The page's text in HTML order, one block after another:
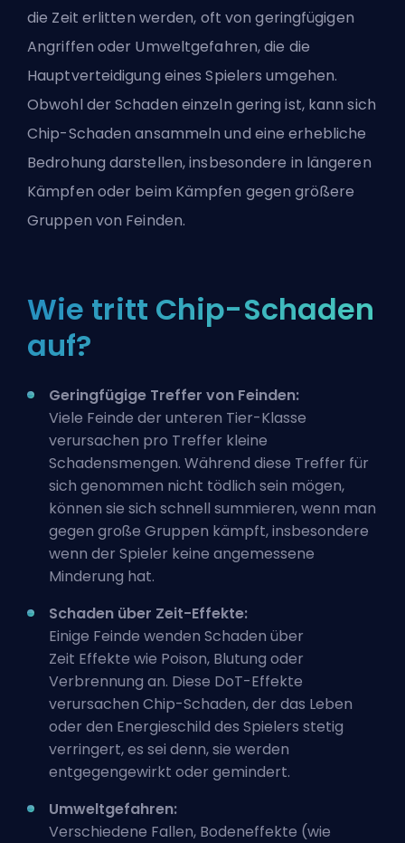
die Zeit erlitten werden, oft von geringfügigen
Angriffen oder Umweltgefahren, die die
Hauptverteidigung eines Spielers umgehen.
Obwohl der Schaden einzeln gering ist, kann sich
Chip-Schaden ansammeln und eine erhebliche
Bedrohung darstellen, insbesondere in längeren
Kämpfen oder beim Kämpfen gegen größere
Gruppen von Feinden.
Wie tritt Chip-Schaden
auf?
Geringfügige Treffer von Feinden:
Viele Feinde der unteren Tier-Klasse
verursachen pro Treffer kleine
Schadensmengen. Während diese Treffer für
sich genommen nicht tödlich sein mögen,
können sie sich schnell summieren, wenn man
gegen große Gruppen kämpft, insbesondere
wenn der Spieler keine angemessene
Minderung hat.
Schaden über Zeit-Effekte:
Einige Feinde wenden Schaden über
Zeit Effekte wie Poison, Blutung oder
Verbrennung an. Diese DoT-Effekte
verursachen Chip-Schaden, der das Leben
oder den Energieschild des Spielers stetig
verringert, es sei denn, sie werden
entgegengewirkt oder gemindert.
Umweltgefahren:
Verschiedene Fallen, Bodeneffekte (wie